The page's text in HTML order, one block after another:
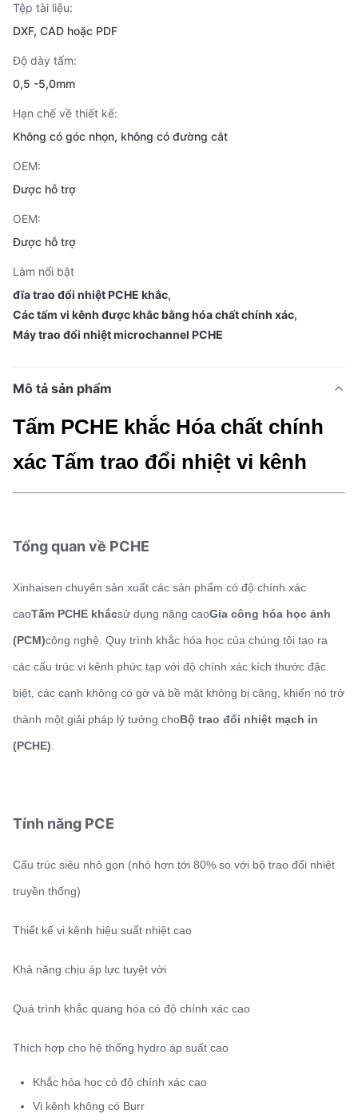
Tệp tài liệu:
DXF, CAD hoặc PDF
Độ dày tấm:
0,5 -5,0mm
Hạn chế về thiết kế:
Không có góc nhọn, không có đường cắt
OEM:
Được hỗ trợ
OEM:
Được hỗ trợ
Làm nổi bật
đĩa trao đổi nhiệt PCHE khắc,
Các tấm vi kênh được khắc bằng hóa chất chính xác,
Máy trao đổi nhiệt microchannel PCHE
Mô tả sản phẩm
Tấm PCHE khắc Hóa chất chính
xác Tấm trao đổi nhiệt vi kênh
Tổng quan về PCHE
Xinhaisen chuyên sản xuất các sản phẩm có độ chính xác
caoTấm PCHE khắcsử dụng nâng caoGia công hóa học ảnh
(PCM)công nghệ. Quy trình khắc hóa học của chúng tôi tạo ra
các cấu trúc vi kênh phức tạp với độ chính xác kích thước đặc
biệt, các cạnh không có gờ và bề mặt không bị căng, khiến nó trở
thành một giải pháp lý tưởng choBộ trao đổi nhiệt mạch in
(PCHE)
Tính năng PCE
Cấu trúc siêu nhỏ gọn (nhỏ hơn tới 80% so với bộ trao đổi nhiệt
truyền thống)
Thiết kế vi kênh hiệu suất nhiệt cao
Khả năng chịu áp lực tuyệt vời
Quá trình khắc quang hóa có độ chính xác cao
Thích hợp cho hệ thống hydro áp suất cao
Khắc hóa học có độ chính xác cao
Vi kênh không có Burr